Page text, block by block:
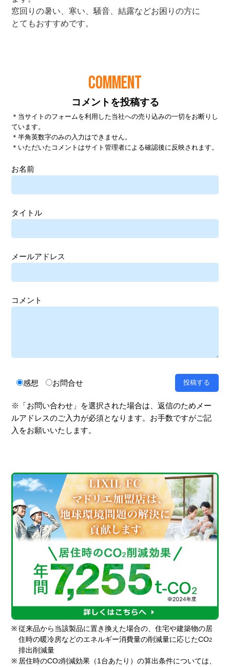
COMMENT
コメントを投稿する
＊当サイトのフォームを利用した当社への売り込みの一切をお断りし
ています。
＊半角英数字のみの入力はできません。
＊いただいたコメントはサイト管理者による確認後に反映されます。
お名前
タイトル
メールアドレス
コメント
感想 お問合せ
※「お問い合わせ」を選択された場合は、返信のためメー
ルアドレスのご入力が必須となります。お手数ですがご記
入をお願いいたします。
※ 従来品から当該製品に置き換えた場合の、住宅や建築物の居
住時の暖冷房などのエネルギー消費量の削減量に応じたCO2
排出削減量
※ 居住時のCO2削減効果（1台あたり）の算出条件については、